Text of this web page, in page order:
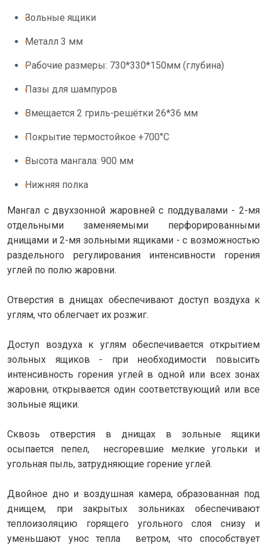
Зольные ящики
Металл 3 мм
Рабочие размеры: 730*330*150мм (глубина)
Пазы для шампуров
Вмещается 2 гриль-решётки 26*36 мм
Покрытие термостойкое +700°С
Высота мангала: 900 мм
Нижняя полка
Мангал с двухзонной жаровней с поддувалами - 2-мя
отдельными заменяемыми перфорированными
днищами и 2-мя зольными ящиками - с возможностью
раздельного регулирования интенсивности горения
углей по полю жаровни.
Отверстия в днищах обеспечивают доступ воздуха к
углям, что облегчает их розжиг.
Доступ воздуха к углям обеспечивается открытием
зольных ящиков - при необходимости повысить
интенсивность горения углей в одной или всех зонах
жаровни, открывается один соответствующий или все
зольные ящики.
Сквозь отверстия в днищах в зольные ящики
осыпается пепел, несгоревшие мелкие угольки и
угольная пыль, затрудняющие горение углей.
Двойное дно и воздушная камера, образованная под
днищем, при закрытых зольниках обеспечивают
теплоизоляцию горящего угольного слоя снизу и
уменьшают унос тепла ветром, что способствует